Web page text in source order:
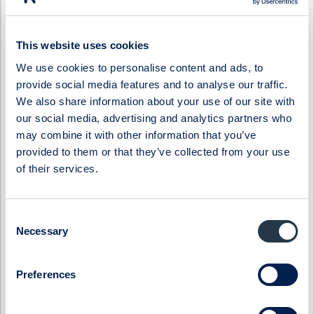
This website uses cookies
We use cookies to personalise content and ads, to
provide social media features and to analyse our traffic.
We also share information about your use of our site with
our social media, advertising and analytics partners who
may combine it with other information that you’ve
provided to them or that they’ve collected from your use
of their services.
Selection
Necessary
Preferences
AlzeCure Pharma
Isofol Medical
B3 Consulting Group
BTS Group
Linc
Byggmästaren
Lumi Gruppen
ByggPartnerGruppen
Midsona
Cinclus Pharma
Momentum Group
Coeli Private Equity
Oncopeptides
CTEK
Eltel
Enity